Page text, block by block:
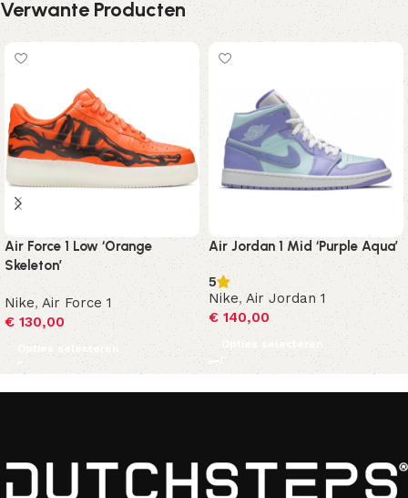
Verwante Producten
Air Force 1 Low ‘Orange
Skeleton’
Nike, Air Force 1
€ 130,00
Opties selecteren
Air Jordan 1 Mid ‘Purple Aqua’
5
Nike,Air Jordan 1
€140,00
Opties selecteren